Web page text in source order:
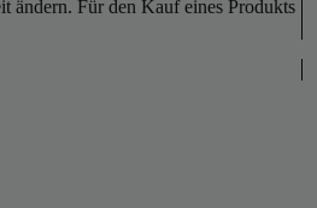
ändern. Für den Kauf eines Produkts